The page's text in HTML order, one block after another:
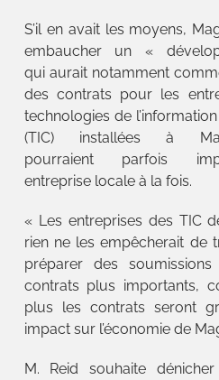
S’il en avait les moyens,
embaucher un «
qui aurait notamment
des contrats pour les
technologies de
(TIC) installées à
pourraient parfois
entreprise locale à la fois.
« Les entreprises des TIC
rien ne les empêcherait de
préparer des
contrats plus importants,
plus les contrats seront
impact sur l’économie de
M. Reid souhaite